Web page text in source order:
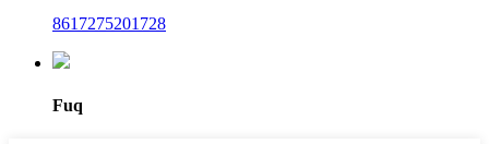
8617275201728
Fuq